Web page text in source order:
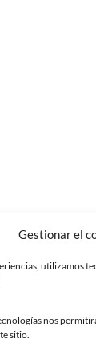
Gestionar el
utilizamos
nos
sitio.